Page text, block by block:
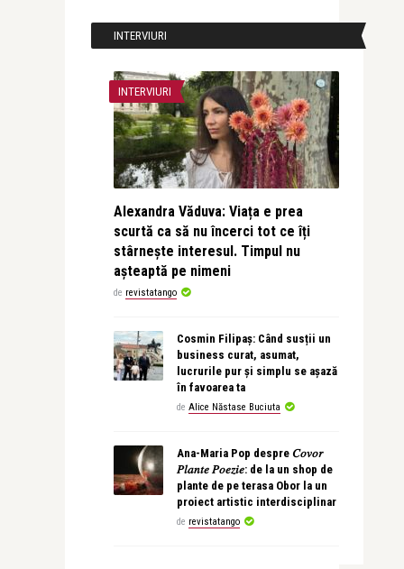
INTERVIURI
INTERVIURI
Alexandra Văduva: Viața e prea
scurtă ca să nu încerci tot ce îți
stârnește interesul. Timpul nu
așteaptă pe nimeni
de revistatango
Cosmin Filipaș: Când susții un
business curat, asumat,
lucrurile pur și simplu se așază
în favoarea ta
de Alice Năstase Buciuta
Ana-Maria Pop despre 𝐶𝑜𝑣𝑜𝑟
𝑃𝑙𝑎𝑛𝑡𝑒 𝑃𝑜𝑒𝑧𝑖𝑒: de la un shop de
plante de pe terasa Obor la un
proiect artistic interdisciplinar
de revistatango